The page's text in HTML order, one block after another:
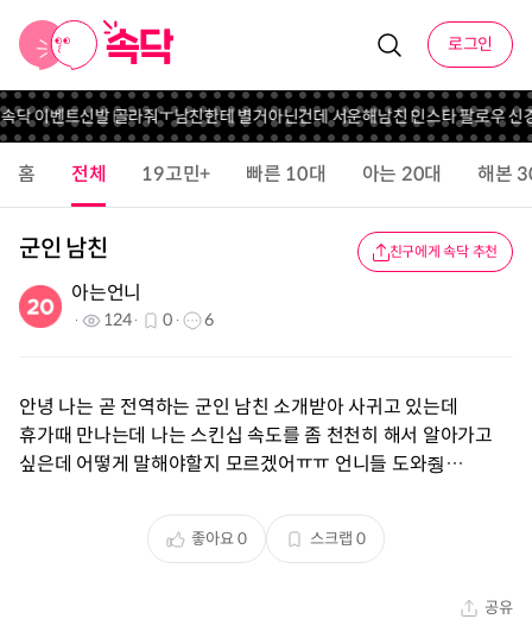
로그인
닥 이벤트신발 골라줘ㅜ남친한테 별거아닌건데 서운해남친 인스타 팔로우 신
홈 전체 19고민+ 빠른 10대 아는 20대 해본
군인 남친 친구에게 속닥 추천
아는언니
124 0 6
안녕 나는 곧 전역하는 군인 남친 소개받아 사귀고 있는데
휴가때 만나는데 나는 스킨십 속도를 좀 천천히 해서 알아가고
싶은데 어떻게 말해야할지 모르겠어ㅠㅠ 언니들 도와줭…
좋아요0 스크랩 0
공유